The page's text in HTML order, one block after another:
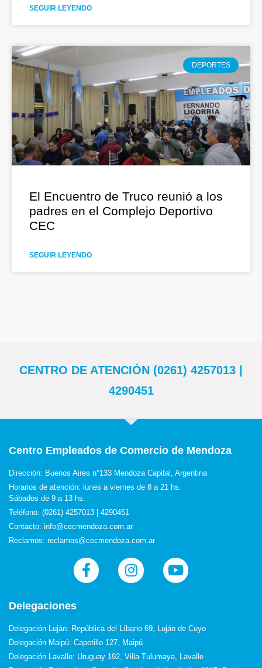
SEGUIR LEYENDO
DEPORTES
El Encuentro de Truco reunió a los
padres en el Complejo Deportivo
CEC
SEGUIR LEYENDO
CENTRO DE ATENCIÓN (0261) 4257013 |
4290451
Centro Empleados de Comercio de Mendoza
Dirección: Buenos Aires n°133 Mendoza Capital, Argentina
Horarios de atención: lunes a viernes de 8 a 21 hs.
Sábados de 9 a 13 hs.
Teléfono: (0261) 4257013 | 4290451
Contacto: info@cecmendoza.com.ar
Reclamos: reclamos@cecmendoza.com.ar
Delegaciones
Delegación Luján: República del Líbano 69, Luján de Cuyo
Delegación Maipú: Capetillo 127, Maipú
Delegación Lavalle: Uruguay 192, Villa Tulumaya, Lavalle